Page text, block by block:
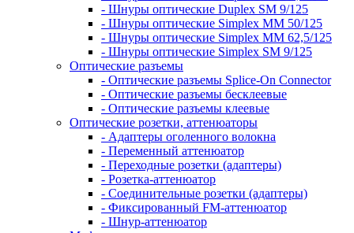
- Шнуры оптические Duplex SM 9/125
- Шнуры оптические Simplex MM 50/125
- Шнуры оптические Simplex MM 62,5/125
- Шнуры оптические Simplex SM 9/125
Оптические разъемы
- Оптические разъемы Splice-On Connector
- Оптические разъемы бесклеевые
- Оптические разъемы клеевые
Оптические розетки, аттенюаторы
- Адаптеры оголенного волокна
- Переменный аттенюатор
- Переходные розетки (адаптеры)
- Розетка-аттенюатор
- Соединительные розетки (адаптеры)
- Фиксированный FM-аттенюатор
- Шнур-аттенюатор